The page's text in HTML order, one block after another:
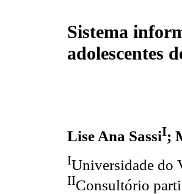
Sistema
adolescentes
Lise Ana SassiI;
IUniversidade do
IIConsultório